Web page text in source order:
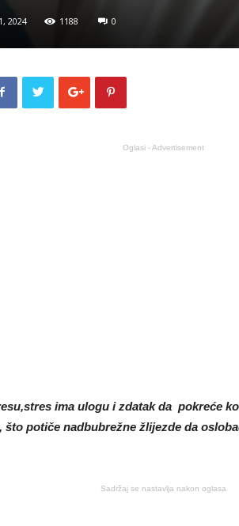
2024 1188 0
Oglasi - Advertisement
ima ulogu i zdatak da pokreće
što potiče nadbubrežne žlijezde da
Sadržaj se nastavlja nakon oglasa